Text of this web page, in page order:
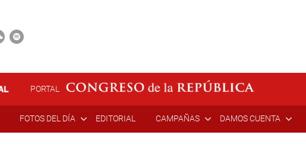
PORTAL
FOTOS DEL DÍA EDITORIAL CAMPAÑAS DAMOS CUENTA